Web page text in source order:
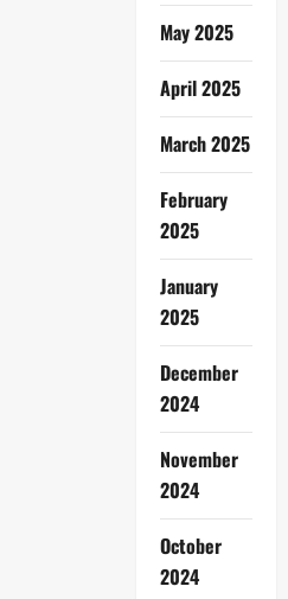
May 2025
April 2025
March 2025
February
2025
January
2025
December
2024
November
2024
October
2024